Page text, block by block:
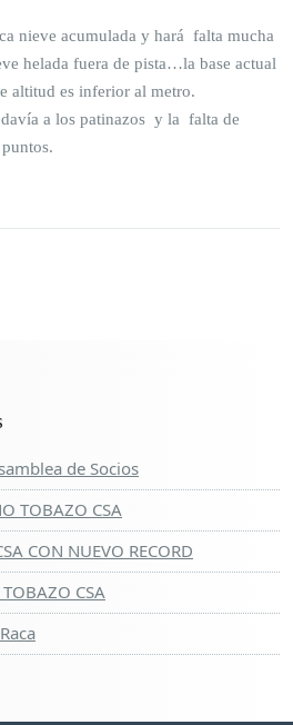
nieve acumulada y hará falta mucha
helada fuera de pista…la base actual
altitud es inferior al metro.
a los patinazos y la falta de
de Socios
TOBAZO CSA
CON NUEVO RECORD
CSA